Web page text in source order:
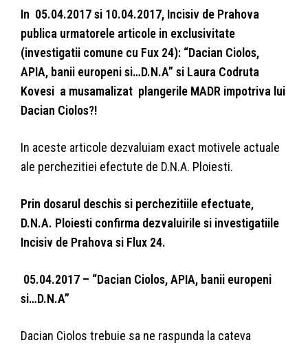
In 05.04.2017 si 10.04.2017, Incisiv de Prahova
publica urmatorele articole in exclusivitate
(investigatii comune cu Fux 24): “Dacian Ciolos,
APIA, banii europeni si…D.N.A” si Laura Codruta
Kovesi a musamalizat plangerile MADR impotriva lui
Dacian Ciolos?!
In aceste articole dezvaluiam exact motivele actuale
ale perchezitiei efectute de D.N.A. Ploiesti.
Prin dosarul deschis si perchezitiile efectuate,
D.N.A. Ploiesti confirma dezvaluirile si investigatiile
Incisiv de Prahova si Flux 24.
05.04.2017 – “Dacian Ciolos, APIA, banii europeni
si…D.N.A”
Dacian Ciolos trebuie sa ne raspunda la cateva